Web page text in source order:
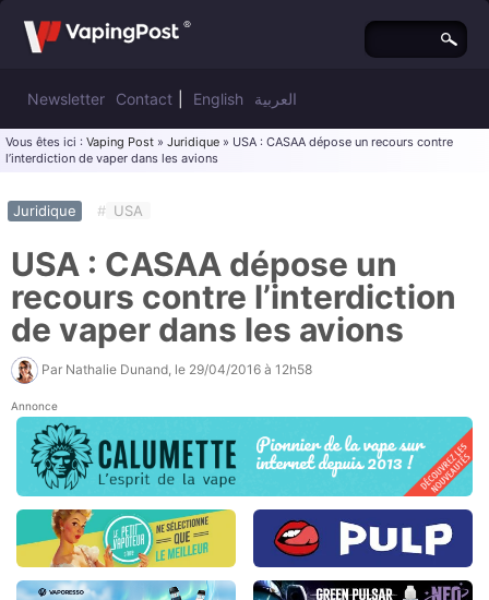
Newsletter Contact English العربية
Vous êtes ici : Vaping Post » Juridique » USA : CASAA dépose un recours contre
l’interdiction de vaper dans les avions
Juridique # USA
USA : CASAA dépose un
recours contre l’interdiction
de vaper dans les avions
Par Nathalie Dunand , le 29/04/2016 à 12h58
Annonce